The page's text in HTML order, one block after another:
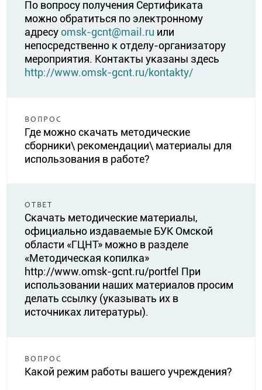
По вопросу получения Сертификата
можно обратиться по электронному
адресу omsk-gcnt@mail.ru или
непосредственно к отделу-организатору
мероприятия. Контакты указаны здесь
http://www.omsk-gcnt.ru/kontakty/
ВОПРОС
Где можно скачать методические
сборники\ рекомендации\ материалы для
использования в работе?
ОТВЕТ
Скачать методические материалы,
официально издаваемые БУК Омской
области «ГЦНТ» можно в разделе
«Методическая копилка»
http://www.omsk-gcnt.ru/portfel При
использовании наших материалов просим
делать ссылку (указывать их в
источниках литературы).
ВОПРОС
Какой режим работы вашего учреждения?